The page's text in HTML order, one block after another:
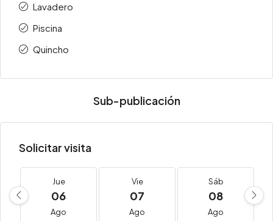
Lavadero
Piscina
Quincho
Sub-publicación
Solicitar visita
Jue
06
Ago
Vie
07
Ago
Sáb
08
Ago